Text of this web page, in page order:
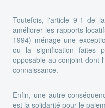
Toutefois, l'article 9-1 de
améliorer les rapports
1994) ménage une
ou la signification faites
opposable au conjoint dont
connaissance.
Enfin, une autre
est la solidarité pour le